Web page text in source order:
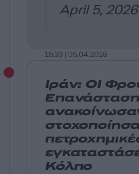
April 5, 2026
15:33 | 05.04.2026
Ιράν: ΟΙ
Κόλπο